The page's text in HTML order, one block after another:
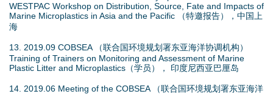
WESTPAC Workshop on Distribution, Source, Fate and Impacts of
Marine Microplastics in Asia and the Pacific （特邀报告），中国上
海
13. 2019.09 COBSEA （联合国环境规划署东亚海洋协调机构）
Training of Trainers on Monitoring and Assessment of Marine
Plastic Litter and Microplastics（学员）， 印度尼西亚巴厘岛
14. 2019.06 Meeting of the COBSEA （联合国环境规划署东亚海洋